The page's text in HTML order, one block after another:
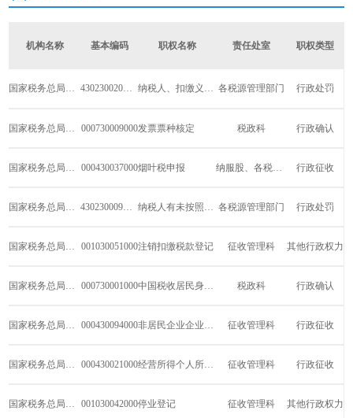
机构名称 基本编码 职权名称 责任处室 职权类型
国家税务总局衡阳市石鼓区税务局 430230020W00 纳税人、扣缴义务人的开户银行或者其他金融... 各税源管理部门 行政处罚
国家税务总局衡阳市石鼓区税务局 000730009000发票票种核定 税政科 行政确认
国家税务总局衡阳市石鼓区税务局 000430037000烟叶税申报 纳服股、各税源管理部门、征管股、... 行政征收
国家税务总局衡阳市石鼓区税务局 430230009W00 纳税人有未按照规定安装、使用税控装置或者... 各税源管理部门 行政处罚
国家税务总局衡阳市石鼓区税务局 001030051000注销扣缴税款登记 征收管理科 其他行政权力
国家税务总局衡阳市石鼓区税务局 000730001000 中国税收居民身份证明的开具 税政科 行政确认
国家税务总局衡阳市石鼓区税务局 000430094000 非居民企业企业所得税年度申报 征收管理科 行政征收
国家税务总局衡阳市石鼓区税务局 000430021000 经营所得个人所得税月（季）度申报 征收管理科 行政征收
国家税务总局衡阳市石鼓区税务局 001030042000停业登记 征收管理科 其他行政权力